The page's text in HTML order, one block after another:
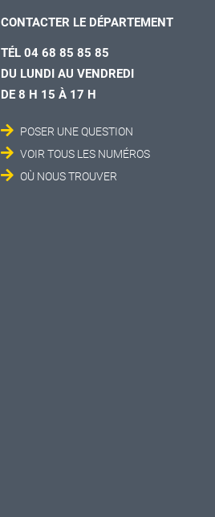
CONTACTER LE DÉPARTEMENT
TÉL 04 68 85 85 85
DU LUNDI AU VENDREDI
DE 8 H 15 À 17 H
POSER UNE QUESTION
VOIR TOUS LES NUMÉROS
OÙ NOUS TROUVER